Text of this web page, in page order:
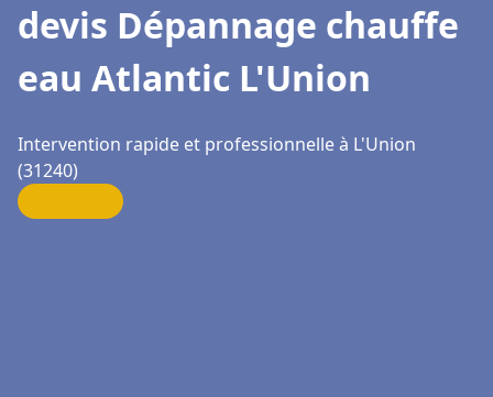
devis Dépannage chauffe
eau Atlantic L'Union
Intervention rapide et professionnelle à L'Union
(31240)